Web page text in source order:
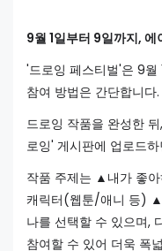
9월 1일부터 9일까지,
'드로잉 페스티벌'은 9
참여 방법은 간단합니다.
드로잉 작품을 완성한
로잉' 게시판에 업로드
작품 주제는 ▲내가 좋
캐릭터(웹툰/애니 등)
나를 선택할 수 있으며,
참여할 수 있어 더욱 폭